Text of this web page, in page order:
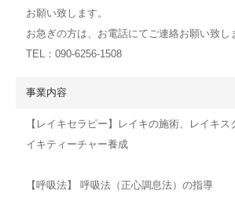
お願い致します。
お急ぎの方は、お電話にてご連絡お願い致し
TEL：090-6256-1508
事業内容
【レイキセラピー】レイキの施術、レイキ
イキティーチャー養成
【呼吸法】 呼吸法（正心調息法）の指導